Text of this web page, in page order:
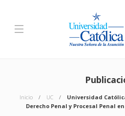
Inicio UC
Universidad
Derecho Penal y Procesal Penal